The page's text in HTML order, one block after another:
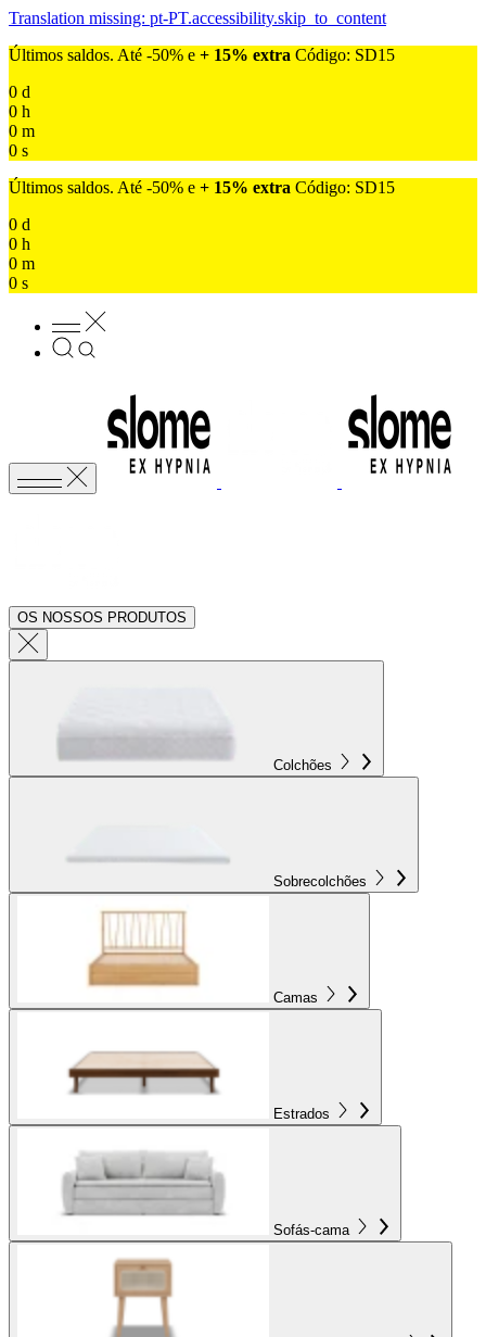
Translation missing: pt-PT.accessibility.skip_to_content
Últimos saldos. Até -50% e + 15% extra Código: SD15
0 d
0 h
0 m
0 s
Últimos saldos. Até -50% e + 15% extra Código: SD15
0 d
0 h
0 m
0 s
OS NOSSOS PRODUTOS
Colchões
Sobrecolchões
Camas
Estrados
Sofás-cama